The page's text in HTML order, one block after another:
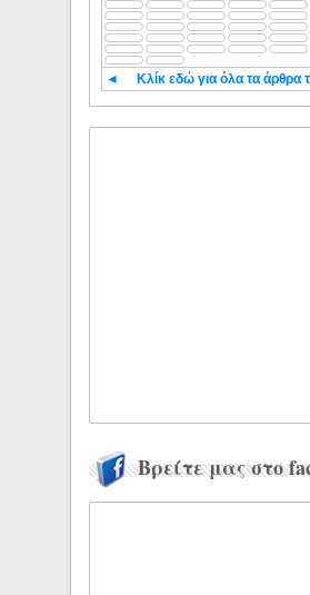
◄ Κλίκ εδώ για όλα τα άρθρα
Βρείτε μας στο